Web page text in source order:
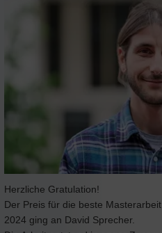
Herzliche Gratulation!
Der Preis für die beste
2024 ging an David Sprecher.